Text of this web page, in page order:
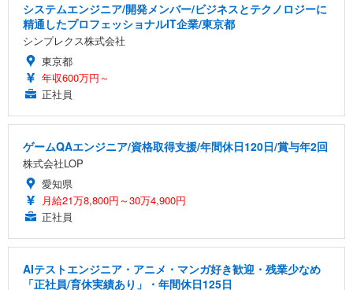
システムエンジニア/開発メンバー/ビジネスとテクノロジーに
精通したプロフェッショナルIT企業/東京都
シンプレクス株式会社
東京都
年収600万円～
正社員
ゲームQAエンジニア/資格取得支援/年間休日120日/賞与年2回
株式会社LOP
愛知県
月給21万8,800円～30万4,900円
正社員
AIテストエンジニア・アニメ・マンガ好き歓迎・残業少なめ
「正社員/育休実績あり」・年間休日125日